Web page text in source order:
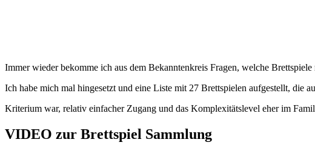
Immer wieder bekomme ich aus dem Bekanntenkreis Fragen, welche
Ich habe mich mal hingesetzt und eine Liste mit 27 Brettspielen aufgestellt, die
Kriterium war, relativ einfacher Zugang und das Komplexitätslevel eher im
VIDEO zur Brettspiel Sammlung